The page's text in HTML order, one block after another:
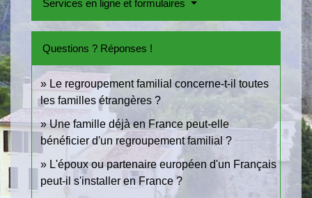
Services en ligne et formulaires
Questions ? Réponses !
Le regroupement familial concerne-t-il toutes
les familles étrangères ?
Une famille déjà en France peut-elle
bénéficier d'un regroupement familial ?
L'époux ou partenaire européen d'un Français
peut-il s'installer en France ?